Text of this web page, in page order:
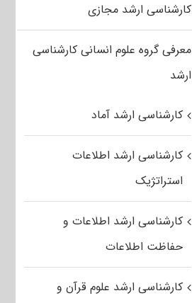
کارشناسی ارشد مجازی
معرفی گروه علوم انسانی کارشناسی
ارشد
کارشناسی ارشد آماد
کارشناسی ارشد اطلاعات
استراتژیک
کارشناسی ارشد اطلاعات و
حفاظت اطلاعات
کارشناسی ارشد علوم قرآن و